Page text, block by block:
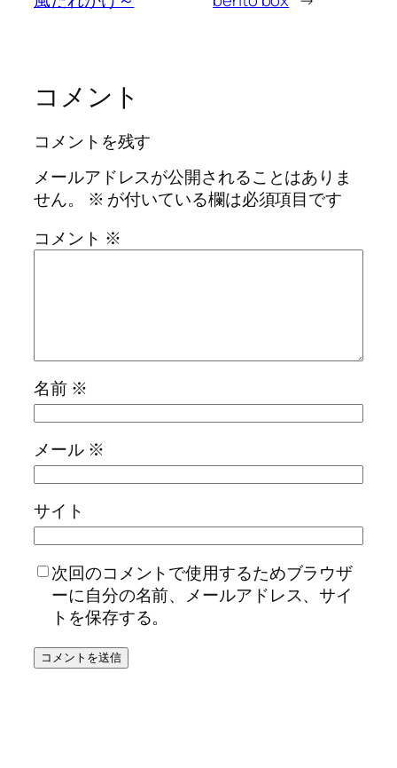
コメント
コメントを残す
メールアドレスが公開されることはありま
せん。
※ が付いている欄は必須項目です
コメント ※
名前 ※
メール ※
サイト
次回のコメントで使用するためブラウザ
ーに自分の名前、メールアドレス、サイ
トを保存する。